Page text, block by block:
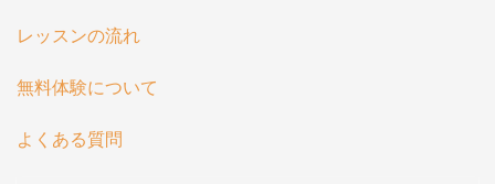
レッスンの流れ
無料体験について
よくある質問